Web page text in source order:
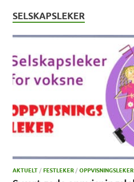
SELSKAPSLEKER
AKTUELT / FESTLEKER / OPPVISNINGSLEKER